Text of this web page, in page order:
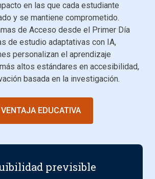
en las que cada estudiante
y se mantiene comprometido.
de Acceso desde el Primer Día
de estudio adaptativas con IA,
personalizan el aprendizaje
altos estándares en accesibilidad,
basada en la investigación.
EDUCATIVA
previsible